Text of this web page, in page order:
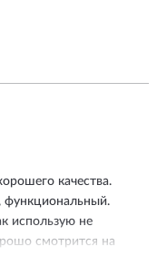
качества.
функциональный.
использую не
смотрится на